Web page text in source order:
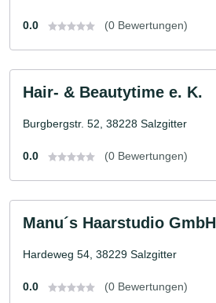
0.0 (0 Bewertungen)
Hair- & Beautytime e. K.
Burgbergstr. 52, 38228 Salzgitter
0.0 (0 Bewertungen)
Manu´s Haarstudio GmbH
Hardeweg 54, 38229 Salzgitter
0.0 (0 Bewertungen)